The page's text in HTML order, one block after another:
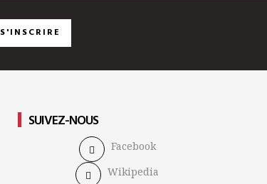
S'INSCRIRE
SUIVEZ-NOUS
Facebook
Wikipedia